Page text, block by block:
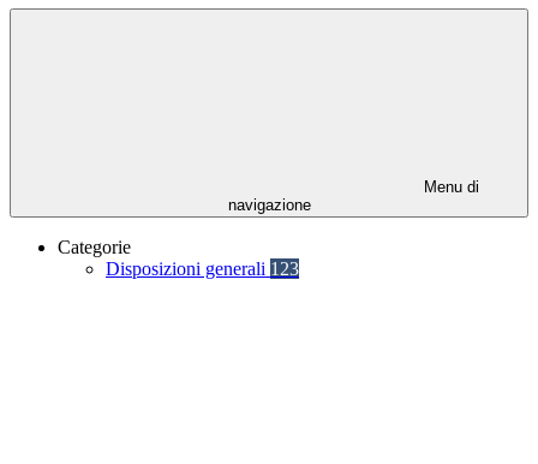
Menu di
navigazione
Categorie
Disposizioni generali 123